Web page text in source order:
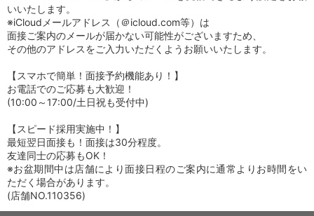
いいたします。
※iCloudメールアドレス（＠icloud.com等）は
面接ご案内のメールが届かない可能性がございますため、
その他のアドレスをご入力いただくようお願いいたします。
【スマホで簡単！面接予約機能あり！】
お電話でのご応募も大歓迎！
(10:00～17:00/土日祝も受付中)
【スピード採用実施中！】
最短翌日面接も！面接は30分程度。
友達同士の応募もOK！
※お盆期間中は店舗により面接日程のご案内に通常よりお時間をい
ただく場合があります。
(店舗NO.110356)